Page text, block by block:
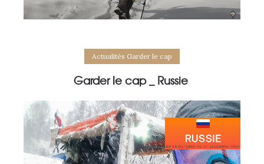
Actualités Garder le cap
Garder le cap _ Russie